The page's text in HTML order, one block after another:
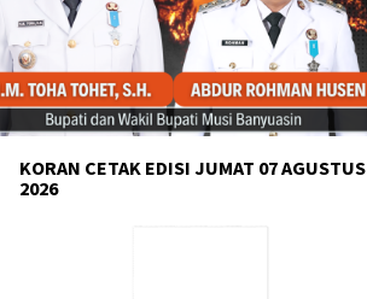
KORAN CETAK EDISI JUMAT 07 AGUSTUS
2026